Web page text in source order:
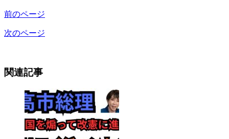
前のページ
次のページ
関連記事